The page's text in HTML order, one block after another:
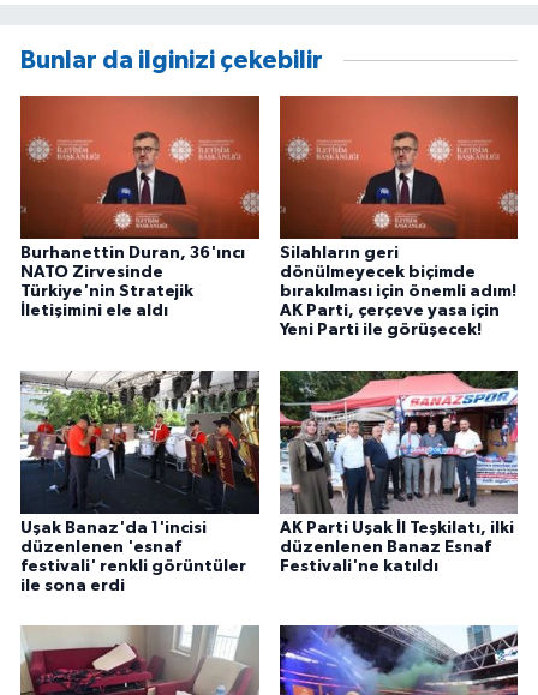
Bunlar da ilginizi çekebilir
Burhanettin Duran, 36'ıncı
NATO Zirvesinde
Türkiye'nin Stratejik
İletişimini ele aldı
Silahların geri
dönülmeyecek biçimde
bırakılması için önemli adım!
AK Parti, çerçeve yasa için
Yeni Parti ile görüşecek!
Uşak Banaz'da 1'incisi
düzenlenen 'esnaf
festivali' renkli görüntüler
ile sona erdi
AK Parti Uşak İl Teşkilatı, ilki
düzenlenen Banaz Esnaf
Festivali'ne katıldı